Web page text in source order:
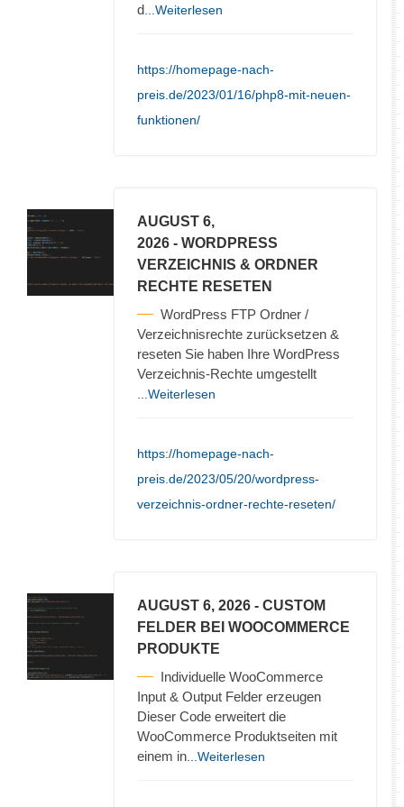
d ...Weiterlesen
https://homepage-nach-
preis.de/2023/01/16/php8-mit-neuen-
funktionen/
AUGUST 6,
2026 - WORDPRESS
VERZEICHNIS & ORDNER
RECHTE RESETEN
WordPress FTP Ordner /
Verzeichnisrechte zurücksetzen &
reseten Sie haben Ihre WordPress
Verzeichnis-Rechte umgestellt
...Weiterlesen
https://homepage-nach-
preis.de/2023/05/20/wordpress-
verzeichnis-ordner-rechte-reseten/
AUGUST 6, 2026 - CUSTOM
FELDER BEI WOOCOMMERCE
PRODUKTE
Individuelle WooCommerce
Input & Output Felder erzeugen
Dieser Code erweitert die
WooCommerce Produktseiten mit
einem in ...Weiterlesen